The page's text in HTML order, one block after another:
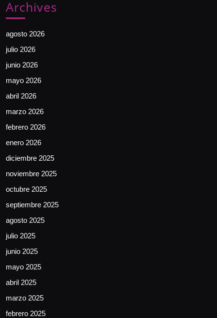
Archives
agosto 2026
julio 2026
junio 2026
mayo 2026
abril 2026
marzo 2026
febrero 2026
enero 2026
diciembre 2025
noviembre 2025
octubre 2025
septiembre 2025
agosto 2025
julio 2025
junio 2025
mayo 2025
abril 2025
marzo 2025
febrero 2025